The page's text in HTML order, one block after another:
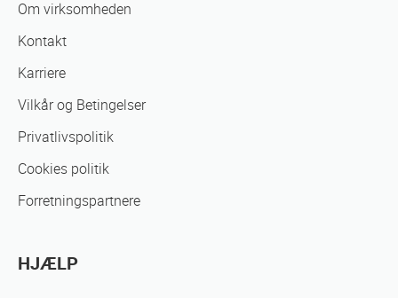
Om virksomheden
Kontakt
Karriere
Vilkår og Betingelser
Privatlivspolitik
Cookies politik
Forretningspartnere
HJÆLP